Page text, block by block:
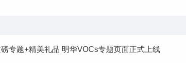
磅专题+精美礼品 明华VOCs专题页面正式上线